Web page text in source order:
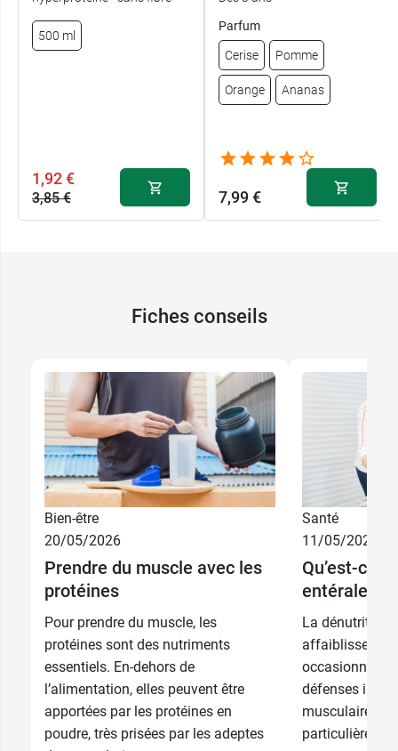
500 ml
1,92 €
3,85 €
Parfum
Cerise Pomme
Orange Ananas
7,99 €
Pomme 7,99 €
Orange 7,99 €
7,99 €
Fiches conseils
Bien-être
20/05/2026
Prendre du muscle avec les
protéines
Pour prendre du muscle, les
protéines sont des nutriments
essentiels. En-dehors de
l’alimentation, elles peuvent être
apportées par les protéines en
poudre, très prisées par les adeptes
Santé
11/05/2026
Qu’est-ce
entérale et
La dénutrition
occasionnant
défenses
musculaire.